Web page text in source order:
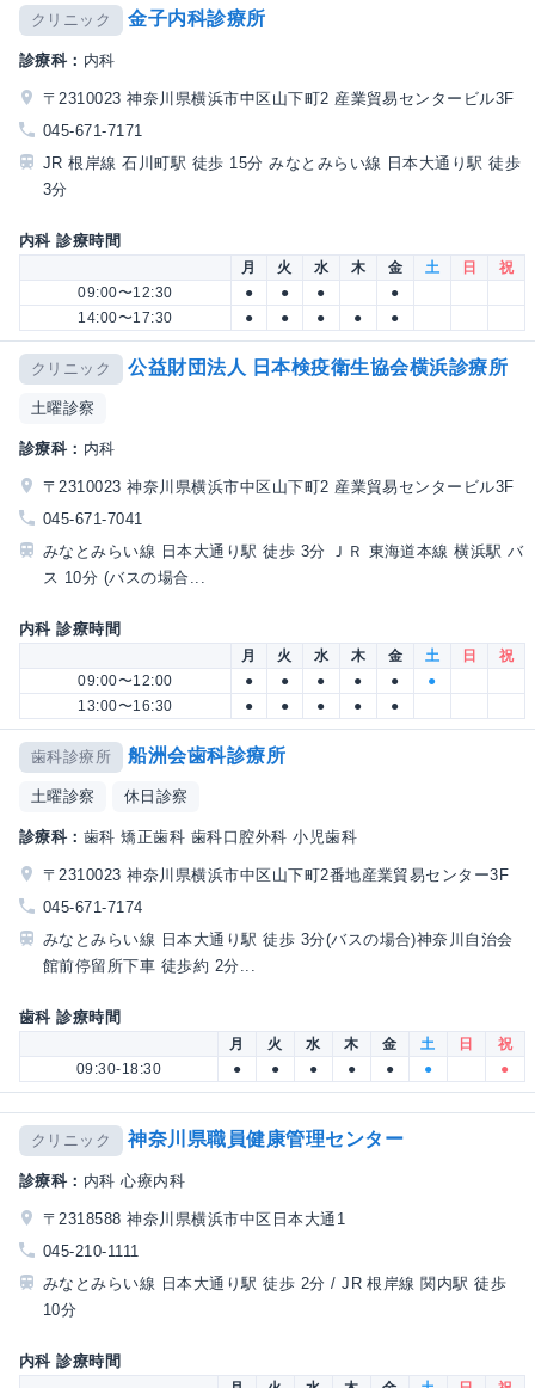
クリニック 金子内科診療所
診療科： 内科
〒2310023 神奈川県横浜市中区山下町2 産業貿易センタービル3F
045-671-7171
JR 根岸線 石川町駅 徒歩 15分 みなとみらい線 日本大通り駅 徒歩
3分
内科 診療時間
月 火 水 木 金 土 日
祝
09:00〜12:30
● ● ●
●
14:00〜17:30
● ● ● ● ●
クリニック 公益財団法人 日本検疫衛生協会横浜診療所
土曜診察
診療科： 内科
〒2310023 神奈川県横浜市中区山下町2 産業貿易センタービル3F
045-671-7041
みなとみらい線 日本大通り駅 徒歩 3分 ＪＲ 東海道本線 横浜駅 バ
ス 10分 (バスの場合...
内科 診療時間
月 火 水 木 金 土 日
祝
09:00〜12:00
● ● ● ● ●
●
13:00〜16:30
● ● ● ● ●
歯科診療所 船洲会歯科診療所
土曜診察 休日診察
診療科： 歯科 矯正歯科 歯科口腔外科 小児歯科
〒2310023 神奈川県横浜市中区山下町2番地産業貿易センター3F
045-671-7174
みなとみらい線 日本大通り駅 徒歩 3分(バスの場合)神奈川自治会
館前停留所下車 徒歩約 2分...
歯科 診療時間
月 火 水 木 金 土 日
祝
09:30-18:30
● ● ● ● ● ● ●
クリニック 神奈川県職員健康管理センター
診療科： 内科 心療内科
〒2318588 神奈川県横浜市中区日本大通1
045-210-1111
みなとみらい線 日本大通り駅 徒歩 2分 / JR 根岸線 関内駅 徒歩
10分
内科 診療時間